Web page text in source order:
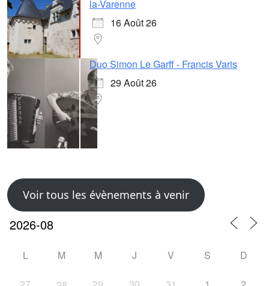
la-Varenne
16 Août 26
Duo Simon Le Garff - Francis Varis
29 Août 26
Voir tous les évènements à venir
L M M J V S D